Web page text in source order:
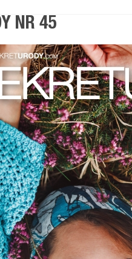
NR 45